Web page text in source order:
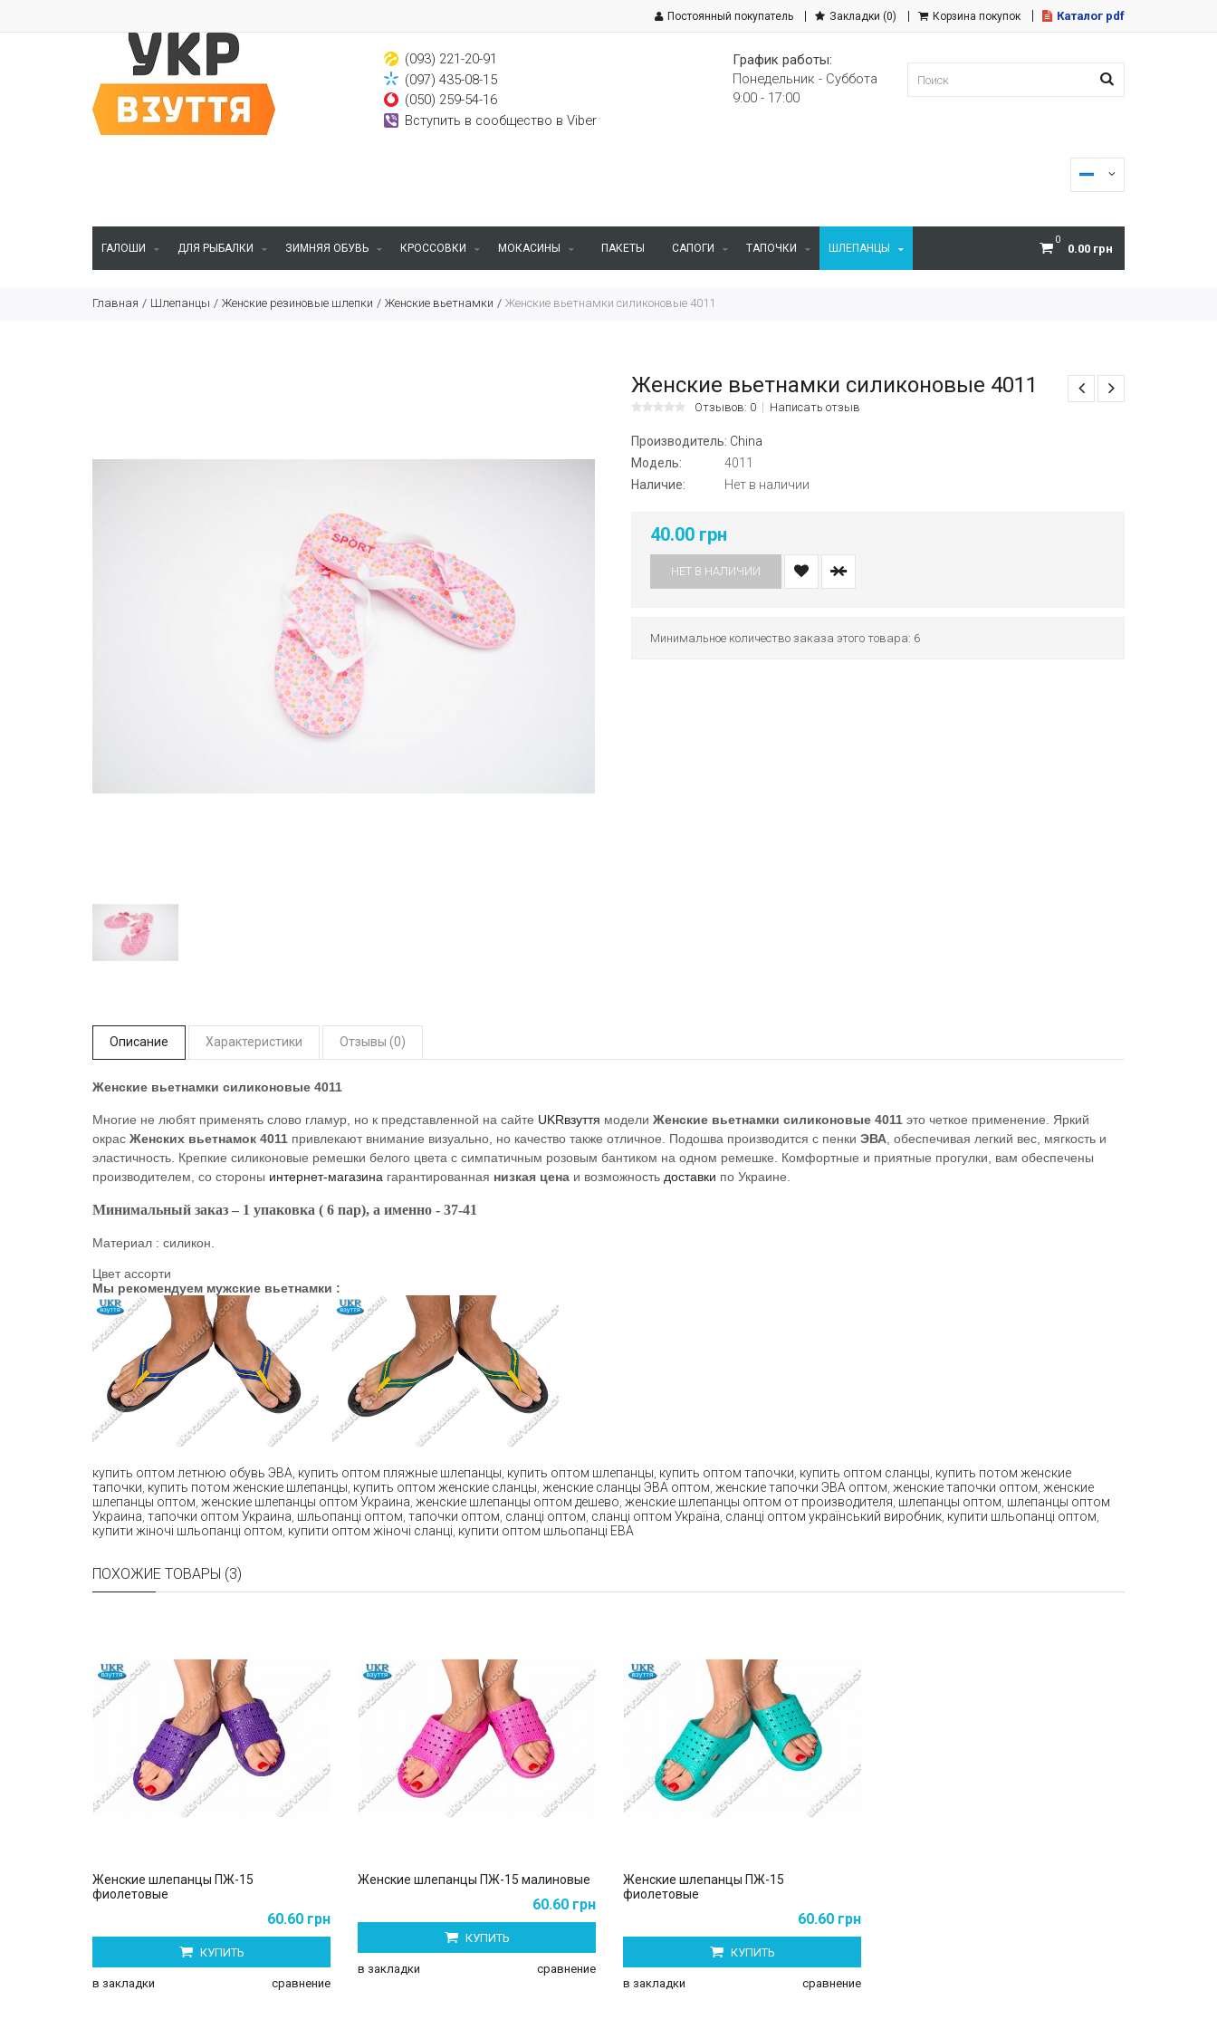
Постоянный покупатель Закладки (0) Корзина покупок Каталог pdf
(093) 221-20-91
(097) 435-08-15
(050) 259-54-16
Вступить в сообщество в Viber
График работы:
Понедельник - Суббота
9:00 - 17:00
0
0.00 грн
ГАЛОШИ ДЛЯ РЫБАЛКИ ЗИМНЯЯ ОБУВЬ КРОССОВКИ МОКАСИНЫ ПАКЕТЫ САПОГИ ТАПОЧКИ ШЛЕПАНЦЫ
Главная Шлепанцы Женские резиновые шлепки Женские вьетнамки Женские вьетнамки силиконовые 4011
Женские вьетнамки силиконовые 4011
Отзывов: 0 Написать отзыв
Производитель: China
Модель:
4011
Наличие:
Нет в наличии
40.00 грн
НЕТ В НАЛИЧИИ
Минимальное количество заказа этого товара: 6
Описание Характеристики Отзывы (0)
Женские вьетнамки силиконовые 4011
Многие не любят применять слово гламур, но к представленной на сайте UKRвзуття модели Женские вьетнамки силиконовые 4011 это четкое применение. Яркий
окрас Женских вьетнамок 4011 привлекают внимание визуально, но качество также отличное. Подошва производится с пенки ЭВА , обеспечивая легкий вес, мягкость и
эластичность. Крепкие силиконовые ремешки белого цвета с симпатичным розовым бантиком на одном ремешке. Комфортные и приятные прогулки, вам обеспечены
производителем, со стороны интернет-магазина гарантированная низкая цена и возможность доставки по Украине.
Минимальный заказ – 1 упаковка ( 6 пар), а именно - 37-41
Материал : силикон.
Цвет ассорти
Мы рекомендуем мужские вьетнамки :
купить оптом летнюю обувь ЭВА купить оптом пляжные шлепанцы купить оптом шлепанцы купить оптом тапочки купить оптом сланцы купить потом женские
тапочки купить потом женские шлепанцы купить оптом женские сланцы женские сланцы ЭВА оптом женские тапочки ЭВА оптом женские тапочки оптом женские
шлепанцы оптом женские шлепанцы оптом Украина женские шлепанцы оптом дешево женские шлепанцы оптом от производителя шлепанцы оптом шлепанцы оптом
Украина тапочки оптом Украина шльопанці оптом тапочки оптом сланці оптом сланці оптом Україна сланці оптом український виробник купити шльопанці оптом
купити жіночі шльопанці оптом купити оптом жіночі сланці купити оптом шльопанці ЕВА
ПОХОЖИЕ ТОВАРЫ (3)
Женские шлепанцы ПЖ-15
фиолетовые
60.60 грн
КУПИТЬ
в закладки сравнение
Женские шлепанцы ПЖ-15 малиновые
60.60 грн
КУПИТЬ
в закладки сравнение
Женские шлепанцы ПЖ-15
фиолетовые
60.60 грн
КУПИТЬ
в закладки сравнение